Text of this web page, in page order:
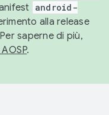
android-
alla release
saperne di più,
.